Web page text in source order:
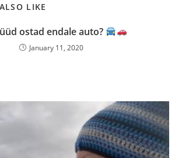
LIKE
ostad endale auto?
January 11, 2020